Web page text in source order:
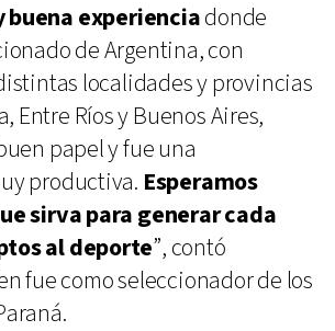
buena experienciadonde
de Argentina, con
localidades y provincias
Entre Ríos y Buenos Aires,
papel y fue una
productiva. Esperamos
sirva para generar cada
al deporte”, contó
fue como seleccionador de los